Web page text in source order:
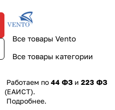
Все товары Vento
Все товары категории
Работаем по 44 ФЗ и 223 ФЗ
(ЕАИСТ).
Подробнее.